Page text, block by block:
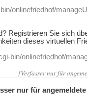
onlinefriedhof/
Registrieren Sie sich
dieses virtuellen
bin/onlinefriedhof/
[Verfasser nur für
nur für